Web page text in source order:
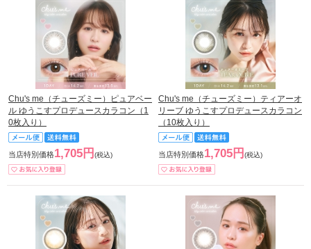
Chu's me（チューズミー）ピュアベー
ル ゆうこすプロデュースカラコン（1
0枚入り）
当店特別価格1,705円 (税込)
Chu's me（チューズミー）ティアーオ
リーブ ゆうこすプロデュースカラコン
（10枚入り）
当店特別価格1,705円 (税込)